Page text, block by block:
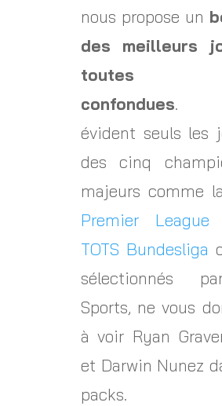
nous propose un
des meilleurs
toutes
confondues.
évident seuls les
des cinq
majeurs comme la
Premier League
TOTS Bundesliga
sélectionnés
Sports, ne vous
à voir Ryan
et Darwin Nunez
packs.